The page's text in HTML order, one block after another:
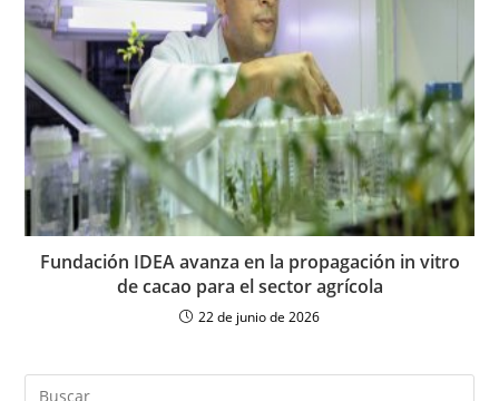
Fundación IDEA avanza en la propagación in vitro
de cacao para el sector agrícola
22 de junio de 2026